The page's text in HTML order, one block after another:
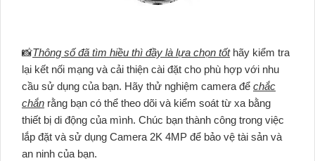
📸Thông số đã tìm hiều thì đầy là lựa chọn tốthãy kiểm tra
lại kết nối mạng và cải thiện cài đặt cho phù hợp với nhu
cầu sử dụng của bạn. Hãy thử nghiệm camera để chắc
chắn rằng bạn có thể theo dõi và kiểm soát từ xa bằng
thiết bị di động của mình. Chúc bạn thành công trong việc
lắp đặt và sử dụng Camera 2K 4MP để bảo vệ tài sản và
an ninh của bạn.